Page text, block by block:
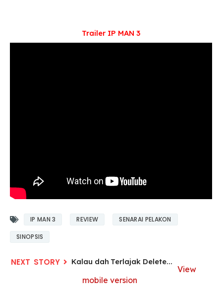
Trailer IP MAN 3
IP MAN 3 REVIEW SENARAI PELAKON
SINOPSIS
Kalau dah Terlajak Delete...
View
mobile version